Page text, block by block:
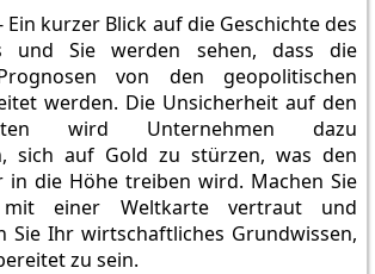
Ein kurzer Blick auf die Geschichte des
und Sie werden sehen, dass die
von den geopolitischen
werden. Die Unsicherheit auf den
wird Unternehmen dazu
sich auf Gold zu stürzen, was den
in die Höhe treiben wird. Machen Sie
einer Weltkarte vertraut und
Sie Ihr wirtschaftliches Grundwissen,
zu sein.